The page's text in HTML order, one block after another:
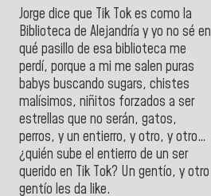
Jorge dice que Tik Tok es como la
Biblioteca de Alejandría y yo no sé en
qué pasillo de esa biblioteca me
perdí, porque a mi me salen puras
babys buscando sugars, chistes
malísimos, niñitos forzados a ser
estrellas que no serán, gatos,
perros, y un entierro, y otro, y otro…
¿quién sube el entierro de un ser
querido en Tik Tok? Un gentío, y otro
gentío les da like.